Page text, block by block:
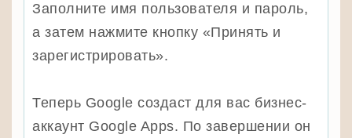
Заполните имя пользователя и пароль,
а затем нажмите кнопку «Принять и
зарегистрировать».
Теперь Google создаст для вас бизнес-
аккаунт Google Apps. По завершении он